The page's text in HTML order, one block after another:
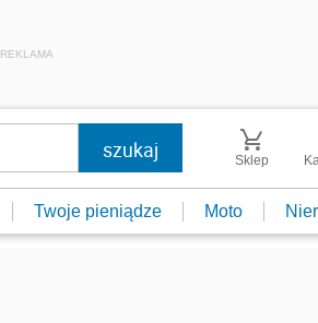
REKLAMA
Sklep
Twoje pieniądze Moto